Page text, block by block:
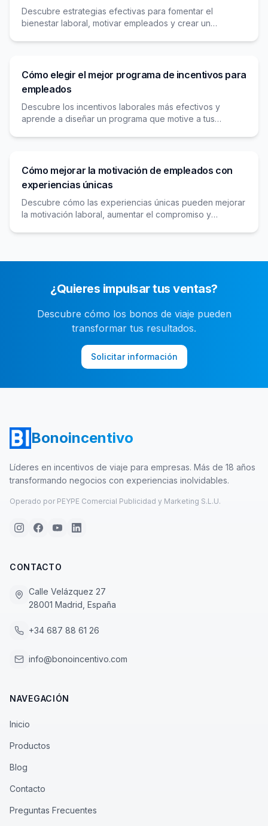
Descubre estrategias efectivas para fomentar el
bienestar laboral, motivar empleados y crear un
Cómo elegir el mejor programa de incentivos para
empleados
Descubre los incentivos laborales más efectivos y
aprende a diseñar un programa que motive a tus
Cómo mejorar la motivación de empleados con
experiencias únicas
Descubre cómo las experiencias únicas pueden mejorar
la motivación laboral, aumentar el compromiso y
¿Quieres impulsar tus ventas?
Descubre cómo los bonos de viaje pueden
transformar tus resultados.
Solicitar información
Bonoincentivo
Líderes en incentivos de viaje para empresas. Más de 18 años
transformando negocios con experiencias inolvidables.
Operado por PEYPE Comercial Publicidad y Marketing S.L.U.
CONTACTO
Calle Velázquez 27
28001 Madrid, España
+34 687 88 61 26
info@bonoincentivo.com
NAVEGACIÓN
Inicio
Productos
Blog
Contacto
Preguntas Frecuentes